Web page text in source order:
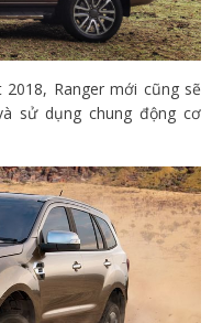
Ranger mới cũng sẽ
sử dụng chung động cơ